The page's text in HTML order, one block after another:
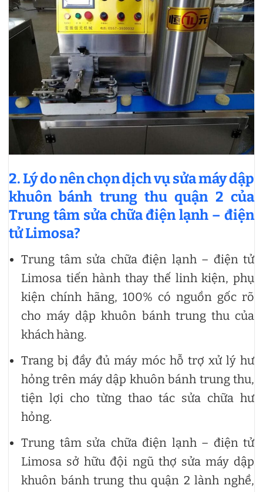
2. Lý do nên chọn dịch vụ sửa máy dập
khuôn bánh trung thu quận 2 của
Trung tâm sửa chữa điện lạnh – điện
tử Limosa?
Trung tâm sửa chữa điện lạnh – điện tử
Limosa tiến hành thay thế linh kiện, phụ
kiện chính hãng, 100% có nguồn gốc rõ
cho máy dập khuôn bánh trung thu của
khách hàng.
Trang bị đầy đủ máy móc hỗ trợ xử lý hư
hỏng trên máy dập khuôn bánh trung thu,
tiện lợi cho từng thao tác sửa chữa hư
hỏng.
Trung tâm sửa chữa điện lạnh – điện tử
Limosa sở hữu đội ngũ thợ sửa máy dập
khuôn bánh trung thu quận 2 lành nghề,